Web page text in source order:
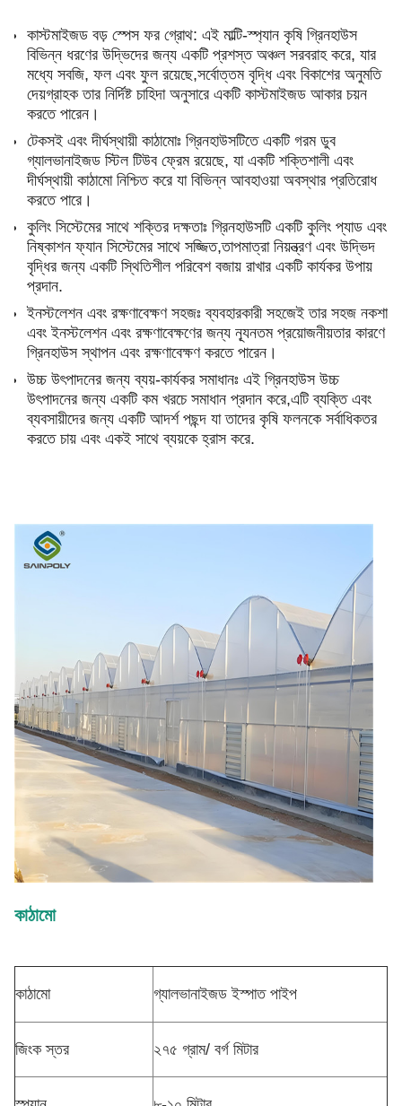
কাস্টমাইজড বড় স্পেস ফর গ্রোথ: এই মাল্টি-স্প্যান কৃষি গ্রিনহাউস
বিভিন্ন ধরণের উদ্ভিদের জন্য একটি প্রশস্ত অঞ্চল সরবরাহ করে, যার
মধ্যে সবজি, ফল এবং ফুল রয়েছে,সর্বোত্তম বৃদ্ধি এবং বিকাশের অনুমতি
দেয়গ্রাহক তার নির্দিষ্ট চাহিদা অনুসারে একটি কাস্টমাইজড আকার চয়ন
করতে পারেন।
টেকসই এবং দীর্ঘস্থায়ী কাঠামোঃ গ্রিনহাউসটিতে একটি গরম ডুব
গ্যালভানাইজড স্টিল টিউব ফ্রেম রয়েছে, যা একটি শক্তিশালী এবং
দীর্ঘস্থায়ী কাঠামো নিশ্চিত করে যা বিভিন্ন আবহাওয়া অবস্থার প্রতিরোধ
করতে পারে।
কুলিং সিস্টেমের সাথে শক্তির দক্ষতাঃ গ্রিনহাউসটি একটি কুলিং প্যাড এবং
নিষ্কাশন ফ্যান সিস্টেমের সাথে সজ্জিত,তাপমাত্রা নিয়ন্ত্রণ এবং উদ্ভিদ
বৃদ্ধির জন্য একটি স্থিতিশীল পরিবেশ বজায় রাখার একটি কার্যকর উপায়
প্রদান.
ইনস্টলেশন এবং রক্ষণাবেক্ষণ সহজঃ ব্যবহারকারী সহজেই তার সহজ নকশা
এবং ইনস্টলেশন এবং রক্ষণাবেক্ষণের জন্য ন্যূনতম প্রয়োজনীয়তার কারণে
গ্রিনহাউস স্থাপন এবং রক্ষণাবেক্ষণ করতে পারেন।
উচ্চ উৎপাদনের জন্য ব্যয়-কার্যকর সমাধানঃ এই গ্রিনহাউস উচ্চ
উৎপাদনের জন্য একটি কম খরচে সমাধান প্রদান করে,এটি ব্যক্তি এবং
ব্যবসায়ীদের জন্য একটি আদর্শ পছন্দ যা তাদের কৃষি ফলনকে সর্বাধিকতর
করতে চায় এবং একই সাথে ব্যয়কে হ্রাস করে.
কাঠামো
কাঠামো গ্যালভানাইজড ইস্পাত পাইপ
জিংক স্তর ২৭৫ গ্রাম/ বর্গ মিটার